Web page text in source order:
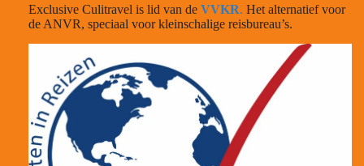
Exclusive Culitravel is lid van de VVKR. Het alternatief voor
de ANVR, speciaal voor kleinschalige reisbureau’s.